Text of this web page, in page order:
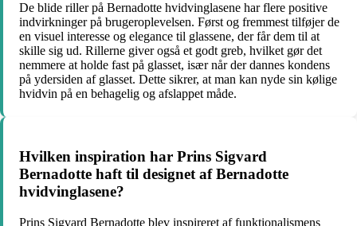
De blide riller på Bernadotte hvidvinglasene har flere positive
indvirkninger på brugeroplevelsen. Først og fremmest tilføjer de
en visuel interesse og elegance til glassene, der får dem til at
skille sig ud. Rillerne giver også et godt greb, hvilket gør det
nemmere at holde fast på glasset, især når der dannes kondens
på ydersiden af glasset. Dette sikrer, at man kan nyde sin kølige
hvidvin på en behagelig og afslappet måde.
Hvilken inspiration har Prins Sigvard
Bernadotte haft til designet af Bernadotte
hvidvinglasene?
Prins Sigvard Bernadotte blev inspireret af funktionalismens